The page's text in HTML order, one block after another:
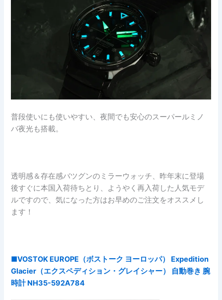
普段使いにも使いやすい、夜間でも安心のスーパールミノ
バ夜光も搭載。
透明感＆存在感バツグンのミラーウォッチ、昨年末に登場
後すぐに本国入荷待ちとり、ようやく再入荷した人気モデ
ルですので、気になった方はお早めのご注文をオススメし
ます！
■VOSTOK EUROPE（ボストーク ヨーロッパ） Expedition
Glacier（エクスペディション・グレイシャー） 自動巻き 腕
時計 NH35-592A784